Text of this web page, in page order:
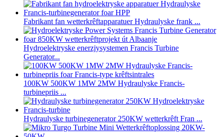
Fabrikant fan wetterkrêftapparatuer Hydraulyske frank ...
Hydroelektryske enerzjysystemen Francis Turbine
Generator...
100KW 500KW 1MW 2MW Hydraulyske Francis-
turbinepriis ...
Hydraulyske turbinegenerator 250KW wetterkrêft Fran ...